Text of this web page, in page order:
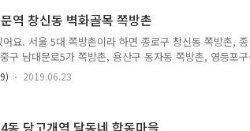
쪽방촌이에요. 서울 종로구 창신동 쪽방촌이 동대문 벽화
이래요. 2012년 8월 25일~26일에 홍익대학교 미술학과
자 80명이 '추억을 그리다'라는 주제로 벽화 제작을 위한
역 창신동 벽화골목 쪽방촌
요. 서울 5대 쪽방촌이라 하면 종로구 창신동 쪽방촌, 종
구 남대문로5가 쪽방촌, 용산구 동자동 쪽방촌, 영등포구
해요. 이 중 서울 5대 쪽방촌 중 언론매체에 잘 보도되는
의동 쪽방촌, 영등포역 쪽방촌이에요. 쪽방촌은 도시 주
2019.06.23
동 당고개역 달동네 합동마을